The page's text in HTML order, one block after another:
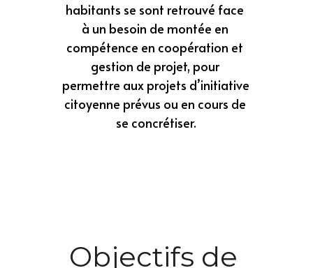
habitants se sont retrouvé face
à un besoin de montée en
compétence en coopération et
gestion de projet, pour
permettre aux projets d’initiative
citoyenne prévus ou en cours de
se concrétiser.
Objectifs de